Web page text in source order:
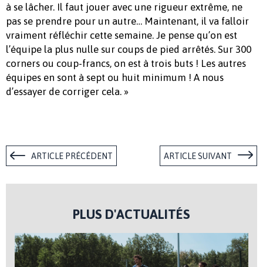
à se lâcher. Il faut jouer avec une rigueur extrême, ne
pas se prendre pour un autre… Maintenant, il va falloir
vraiment réfléchir cette semaine. Je pense qu’on est
l’équipe la plus nulle sur coups de pied arrêtés. Sur 300
corners ou coup-francs, on est à trois buts ! Les autres
équipes en sont à sept ou huit minimum ! A nous
d’essayer de corriger cela. »
ARTICLE PRÉCÉDENT ARTICLE SUIVANT
PLUS D'ACTUALITÉS